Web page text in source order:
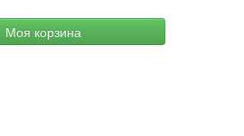
Моя корзина